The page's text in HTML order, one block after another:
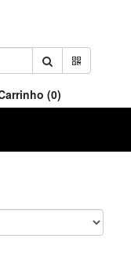
(0)